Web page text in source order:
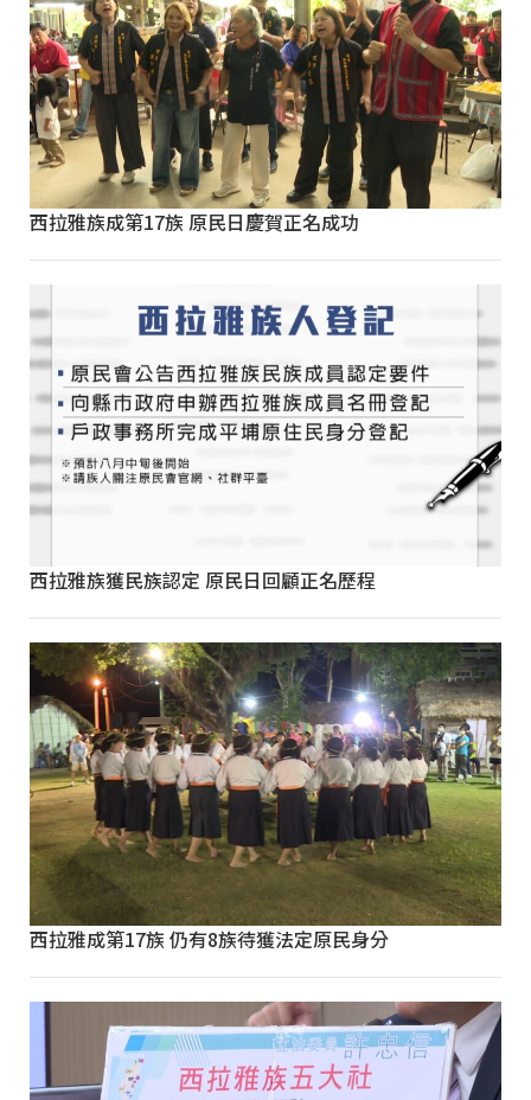
西拉雅族成第17族 原民日慶賀正名成功
西拉雅族獲民族認定 原民日回顧正名歷程
西拉雅成第17族 仍有8族待獲法定原民身分